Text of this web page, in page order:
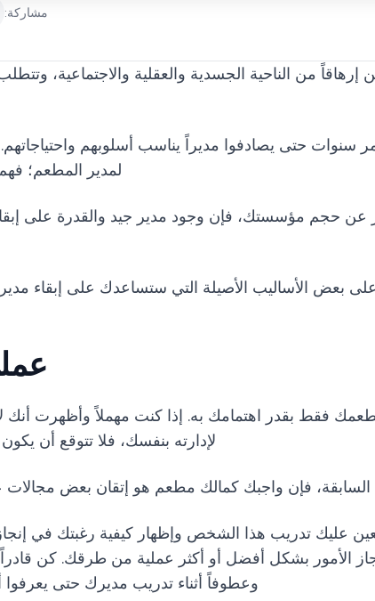
مشاركة:
من الناحية الجسدية والعقلية والاجتماعية،
سنوات حتى يصادفوا مديراً يناسب أسلوبهم
لمدير المطعم؛
عن حجم مؤسستك، فإن وجود مدير جيد والقدرة على
بعض الأساليب الأصيلة التي ستساعدك على إبقاء
فقط بقدر اهتمامك به. إذا كنت مهملاً وأظهرت أنك لا
لإدارته بنفسك، فلا تتوقع أن
فإن واجبك كمالك مطعم هو إتقان بعض مجالات
عليك تدريب هذا الشخص وإظهار كيفية رغبتك في
الأمور بشكل أفضل أو أكثر عملية من طرقك. كن قادراً
وعطوفاً أثناء تدريب مديرك حتى